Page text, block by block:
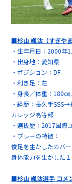
■杉山 颯汰（すぎや
・生年月日：2000年
・出身地：愛知県
・ポジション：DF
・利き足：左
・身長／体重：180
・経歴：長久手
カレッジ高等部
・選抜歴：2017国際
・プレーの特徴：
俊足を生かしたカバ
身体能力を生かした
■杉山 颯汰選手 コメ